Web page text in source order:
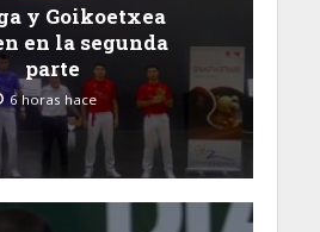
y Goikoetxea
en la segunda
parte
6 horas hace